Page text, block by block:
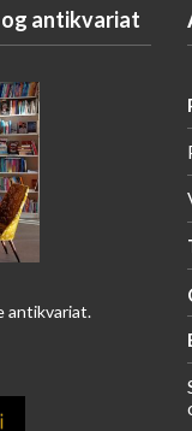
antikvariat
antikvariat.